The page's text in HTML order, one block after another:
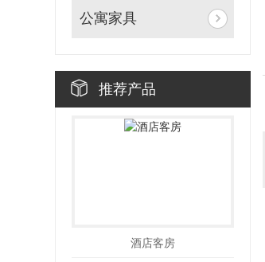
公寓家具
推荐产品
酒店客房